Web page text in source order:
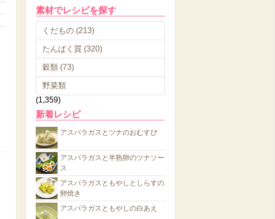
素材でレシピを探す
くだもの (213)
たんぱく質 (320)
穀類 (73)
野菜類
(1,359)
新着レシピ
アスパラガスとツナのおむすび
アスパラガスと半熟卵のツナソー
ス
アスパラガスともやしとしらすの
卵焼き
アスパラガスともやしの白あえ